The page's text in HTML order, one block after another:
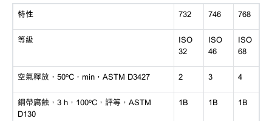
特性 732 746 768
等級
ISO
32
ISO
46
ISO
68
空氣釋放， 50ºC，min，ASTM D3427 2 3 4
銅帶腐蝕， 3 h，100ºC，評等，ASTM
D130
1B 1B 1B